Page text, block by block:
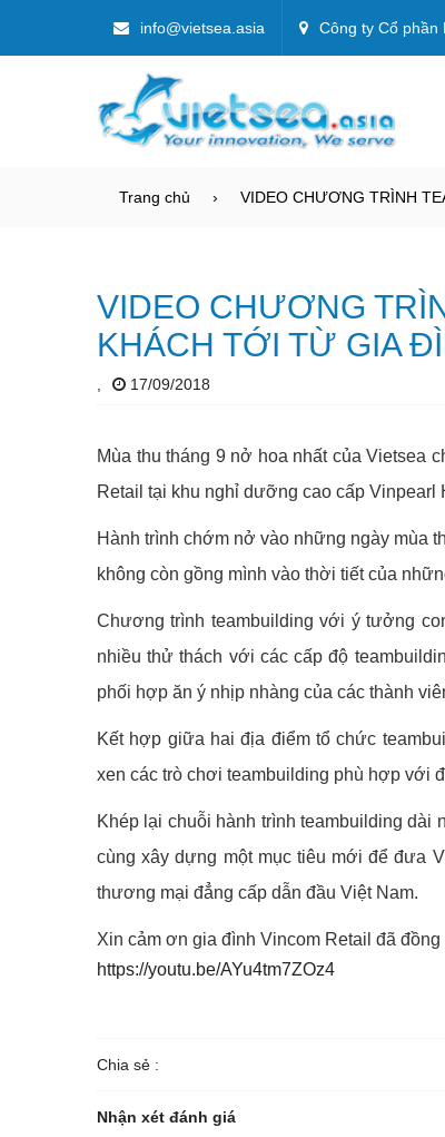
info@vietsea.asia Công ty Cổ phần
Trang chủ VIDEO CHƯƠNG TRÌNH
VIDEO CHƯƠNG
KHÁCH TỚI TỪ GIA
17/09/2018
Mùa thu tháng 9 nở hoa nhất của Vietsea
Retail tại khu nghỉ dưỡng cao cấp Vinpearl
Hành trình chớm nở vào những ngày mùa
không còn gồng mình vào thời tiết của
Chương trình teambuilding với ý tưởng
nhiều thử thách với các cấp độ
phối hợp ăn ý nhịp nhàng của các thành
Kết hợp giữa hai địa điểm tổ chức
xen các trò chơi teambuilding phù hợp với
Khép lại chuỗi hành trình teambuilding
cùng xây dựng một mục tiêu mới để đưa
thương mại đẳng cấp dẫn đầu Việt Nam.
Xin cảm ơn gia đình Vincom Retail đã
https://youtu.be/AYu4tm7ZOz4
Chia sẻ :
Nhận xét đánh giá